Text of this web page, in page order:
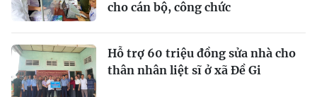
cho cán bộ, công chức
Hỗ trợ 60 triệu đồng sửa nhà cho
thân nhân liệt sĩ ở xã Đề Gi